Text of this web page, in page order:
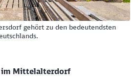
gehört zu den bedeutendsten
im Mittelalterdorf